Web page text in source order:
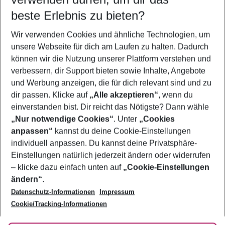
5-8 Nächte
2 Erwachsene Keine Kinder
Mehr Filter anzeigen
Footer
Footer navigation
Über uns
AGB
Bestpreisgarantie
Cookie-Einstellungen ändern
Cookie-Richtlinie
Agenturbetreuung
Barrierefreies Reisen
Folge uns
beste Erlebnis zu bieten?
Wir verwenden Cookies und ähnliche Technologien, um
unsere Webseite für dich am Laufen zu halten. Dadurch
können wir die Nutzung unserer Plattform verstehen und
verbessern, dir Support bieten sowie Inhalte, Angebote
und Werbung anzeigen, die für dich relevant sind und zu
dir passen. Klicke auf „Alle akzeptieren“, wenn du
einverstanden bist. Dir reicht das Nötigste? Dann wähle
„Nur notwendige Cookies“. Unter „Cookies
anpassen“ kannst du deine Cookie-Einstellungen
individuell anpassen. Du kannst deine Privatsphäre-
Einstellungen natürlich jederzeit ändern oder widerrufen
– klicke dazu einfach unten auf „Cookie-Einstellungen
ändern“.
Datenschutz-Informationen
Impressum
Cookie/Tracking-Informationen